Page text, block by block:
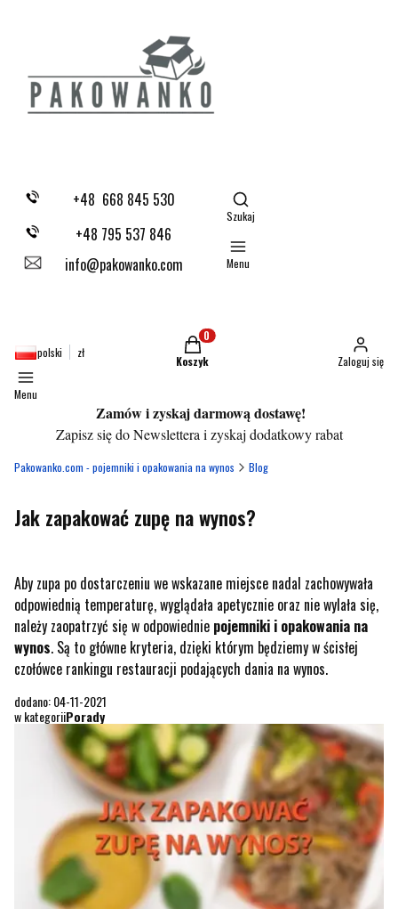
+48 668 845 530
+48 795 537 846
info@pakowanko.com
Otwórz wyszukiwarkę
Szukaj
Menu
polski zł Produkty w koszyku: 0. Zobacz szczegóły
Koszyk Zaloguj się
Menu
Zamów i zyskaj darmową dostawę!
Zapisz się do Newslettera i zyskaj dodatkowy rabat
Pakowanko.com - pojemniki i opakowania na wynos Blog
Jak zapakować zupę na wynos?
Aby zupa po dostarczeniu we wskazane miejsce nadal zachowywała
odpowiednią temperaturę, wyglądała apetycznie oraz nie wylała się,
należy zaopatrzyć się w odpowiednie pojemniki i opakowania na
wynos. Są to główne kryteria, dzięki którym będziemy w ścisłej
czołówce rankingu restauracji podających dania na wynos.
dodano: 04-11-2021
w kategoriiPorady